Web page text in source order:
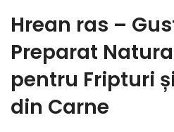
Hrean ras –
Preparat
pentru Fripturi
din Carne